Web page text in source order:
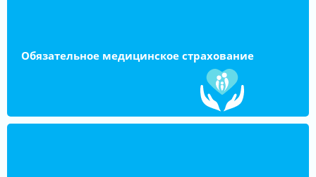
Обязательное медицинское страхование